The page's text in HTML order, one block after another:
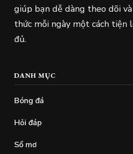
giúp bạn dễ dàng theo dõi
thức mỗi ngày một cách tiện
đủ.
DANH MỤC
Bóng đá
Hỏi đáp
Sổ mơ